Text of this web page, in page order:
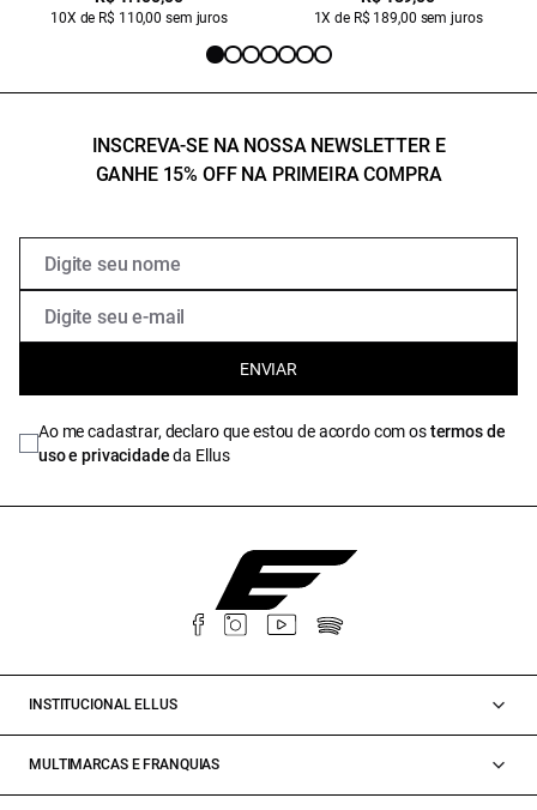
10X de R$ 110,00 sem juros 1X de R$ 189,00 sem juros
INSCREVA-SE NA NOSSA NEWSLETTER E
GANHE 15% OFF NA PRIMEIRA COMPRA
ENVIAR
Ao me cadastrar, declaro que estou de acordo com ostermos de
uso e privacidadeda Ellus
INSTITUCIONAL ELLUS
MULTIMARCAS E FRANQUIAS